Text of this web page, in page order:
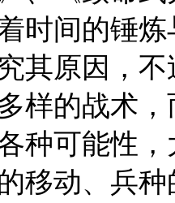
时间的锤
其原因，
样的战术
种可能性
动、兵种